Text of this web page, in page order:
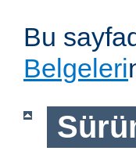
Bu
Belgeleri